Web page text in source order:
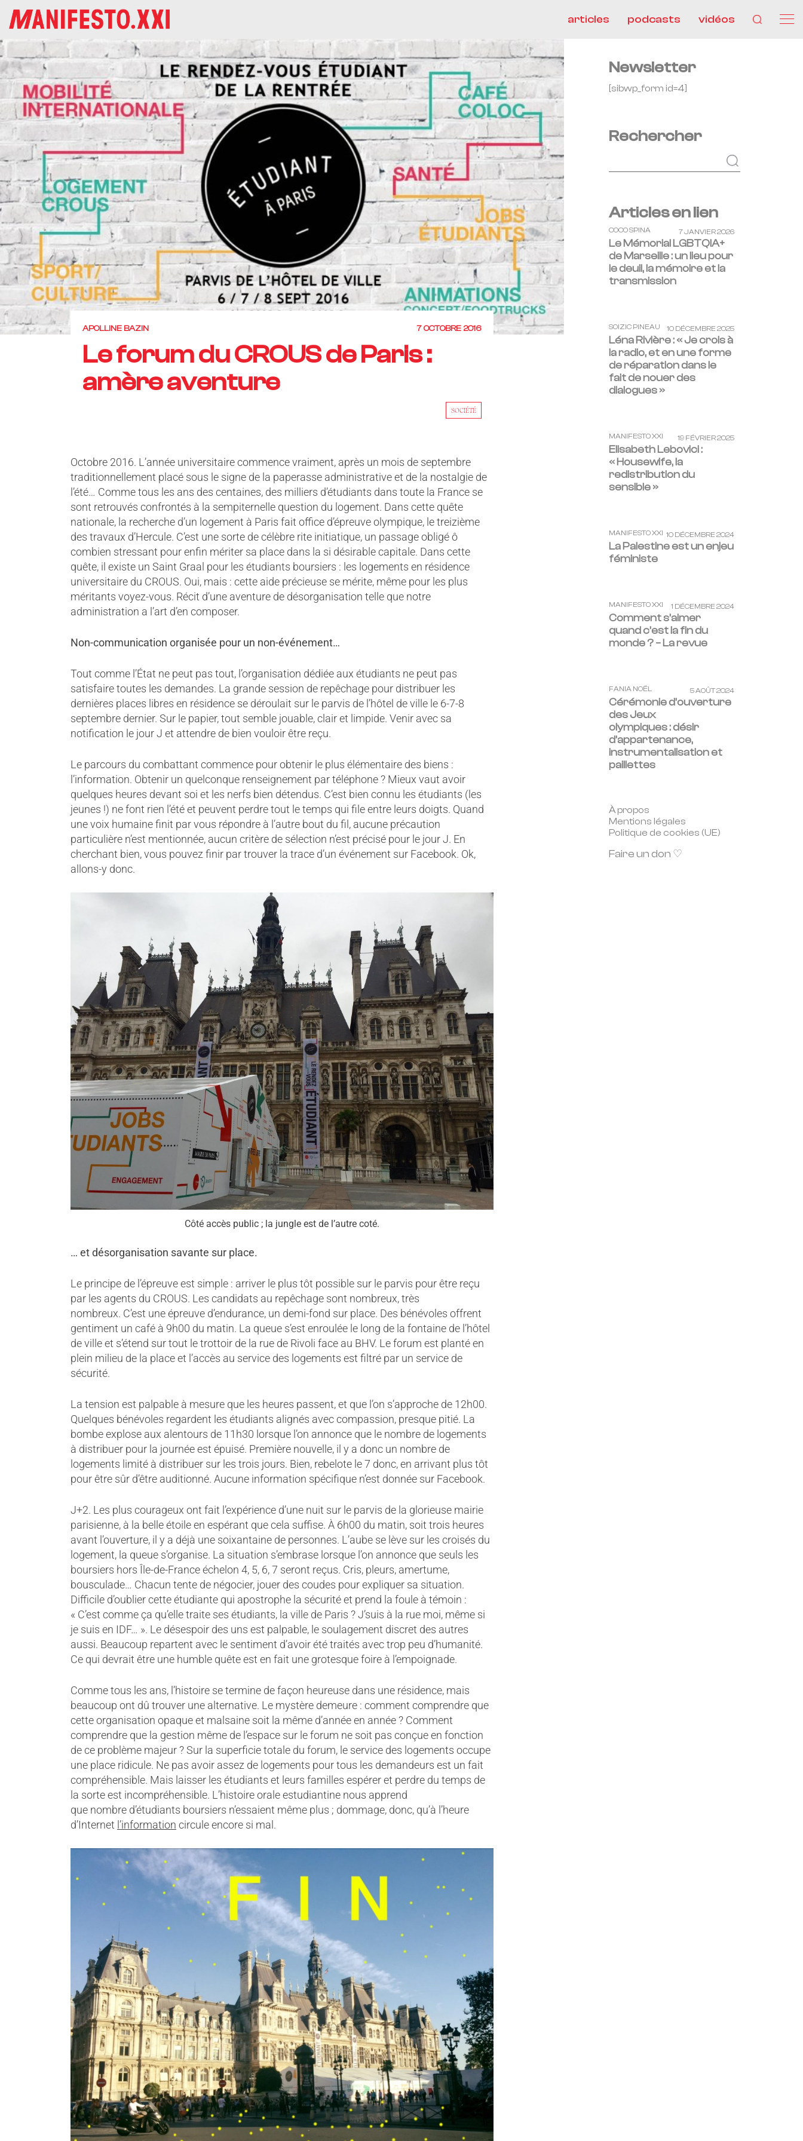
articles podcasts vidéos
APOLLINE BAZIN 7 OCTOBRE 2016
Le forum du CROUS de Paris :
amère aventure
SOCIÉTÉ
Octobre 2016. L’année universitaire commence vraiment, après un mois de septembre
traditionnellement placé sous le signe de la paperasse administrative et de la nostalgie de
l’été… Comme tous les ans des centaines, des milliers d’étudiants dans toute la France se
sont retrouvés confrontés à la sempiternelle question du logement. Dans cette quête
nationale, la recherche d’un logement à Paris fait office d’épreuve olympique, le treizième
des travaux d’Hercule. C’est une sorte de célèbre rite initiatique, un passage obligé ô
combien stressant pour enfin mériter sa place dans la si désirable capitale. Dans cette
quête, il existe un Saint Graal pour les étudiants boursiers : les logements en résidence
universitaire du CROUS. Oui, mais : cette aide précieuse se mérite, même pour les plus
méritants voyez-vous. Récit d’une aventure de désorganisation telle que notre
administration a l’art d’en composer.
Non-communication organisée pour un non-événement…
Tout comme l’État ne peut pas tout, l’organisation dédiée aux étudiants ne peut pas
satisfaire toutes les demandes. La grande session de repêchage pour distribuer les
dernières places libres en résidence se déroulait sur le parvis de l’hôtel de ville le 6-7-8
septembre dernier. Sur le papier, tout semble jouable, clair et limpide. Venir avec sa
notification le jour J et attendre de bien vouloir être reçu.
Le parcours du combattant commence pour obtenir le plus élémentaire des biens :
l’information. Obtenir un quelconque renseignement par téléphone ? Mieux vaut avoir
quelques heures devant soi et les nerfs bien détendus. C’est bien connu les étudiants (les
jeunes !) ne font rien l’été et peuvent perdre tout le temps qui file entre leurs doigts. Quand
une voix humaine finit par vous répondre à l’autre bout du fil, aucune précaution
particulière n’est mentionnée, aucun critère de sélection n’est précisé pour le jour J. En
cherchant bien, vous pouvez finir par trouver la trace d’un événement sur Facebook. Ok,
allons-y donc.
Côté accès public ; la jungle est de l’autre coté.
… et désorganisation savante sur place.
Le principe de l’épreuve est simple : arriver le plus tôt possible sur le parvis pour être reçu
par les agents du CROUS. Les candidats au repêchage sont nombreux, très
nombreux. C’est une épreuve d’endurance, un demi-fond sur place. Des bénévoles offrent
gentiment un café à 9h00 du matin. La queue s’est enroulée le long de la fontaine de l’hôtel
de ville et s’étend sur tout le trottoir de la rue de Rivoli face au BHV. Le forum est planté en
plein milieu de la place et l’accès au service des logements est filtré par un service de
sécurité.
La tension est palpable à mesure que les heures passent, et que l’on s’approche de 12h00.
Quelques bénévoles regardent les étudiants alignés avec compassion, presque pitié. La
bombe explose aux alentours de 11h30 lorsque l’on annonce que le nombre de logements
à distribuer pour la journée est épuisé. Première nouvelle, il y a donc un nombre de
logements limité à distribuer sur les trois jours. Bien, rebelote le 7 donc, en arrivant plus tôt
pour être sûr d’être auditionné. Aucune information spécifique n’est donnée sur Facebook.
J+2. Les plus courageux ont fait l’expérience d’une nuit sur le parvis de la glorieuse mairie
parisienne, à la belle étoile en espérant que cela suffise. À 6h00 du matin, soit trois heures
avant l’ouverture, il y a déjà une soixantaine de personnes. L’aube se lève sur les croisés du
logement, la queue s’organise. La situation s’embrase lorsque l’on annonce que seuls les
boursiers hors Île-de-France échelon 4, 5, 6, 7 seront reçus. Cris, pleurs, amertume,
bousculade… Chacun tente de négocier, jouer des coudes pour expliquer sa situation.
Difficile d’oublier cette étudiante qui apostrophe la sécurité et prend la foule à témoin :
« C’est comme ça qu’elle traite ses étudiants, la ville de Paris ? J’suis à la rue moi, même si
je suis en IDF… ». Le désespoir des uns est palpable, le soulagement discret des autres
aussi. Beaucoup repartent avec le sentiment d’avoir été traités avec trop peu d’humanité.
Ce qui devrait être une humble quête est en fait une grotesque foire à l’empoignade.
Comme tous les ans, l’histoire se termine de façon heureuse dans une résidence, mais
beaucoup ont dû trouver une alternative. Le mystère demeure : comment comprendre que
cette organisation opaque et malsaine soit la même d’année en année ? Comment
comprendre que la gestion même de l’espace sur le forum ne soit pas conçue en fonction
de ce problème majeur ? Sur la superficie totale du forum, le service des logements occupe
une place ridicule. Ne pas avoir assez de logements pour tous les demandeurs est un fait
compréhensible. Mais laisser les étudiants et leurs familles espérer et perdre du temps de
la sorte est incompréhensible. L’histoire orale estudiantine nous apprend
que nombre d’étudiants boursiers n’essaient même plus ; dommage, donc, qu’à l’heure
d’Internet l’information circule encore si mal.
Newsletter
[sibwp_form id=4]
Rechercher
Articles en lien
COCO SPINA 7 JANVIER 2026
Le Mémorial LGBTQIA+
de Marseille : un lieu pour
le deuil, la mémoire et la
transmission
SOIZIC PINEAU 10 DÉCEMBRE 2025
Léna Rivière : « Je crois à
la radio, et en une forme
de réparation dans le
fait de nouer des
dialogues »
MANIFESTO XXI 19 FÉVRIER 2025
Elisabeth Lebovici :
« Housewife, la
redistribution du
sensible »
MANIFESTO XXI 10 DÉCEMBRE 2024
La Palestine est un enjeu
féministe
MANIFESTO XXI 1 DÉCEMBRE 2024
Comment s’aimer
quand c’est la fin du
monde ? – La revue
FANIA NOËL 5 AOÛT 2024
Cérémonie d’ouverture
des Jeux
olympiques : désir
d’appartenance,
instrumentalisation et
paillettes
À propos
Mentions légales
Politique de cookies (UE)
Faire un don ♡